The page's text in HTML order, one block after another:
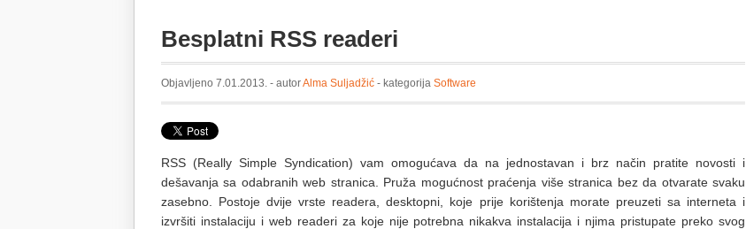
Besplatni RSS readeri
Objavljeno 7.01.2013. - autorAlma Suljadžić - kategorija Software
RSS (Really Simple Syndication) vam omogućava da na jednostavan i brz način pratite novosti i
dešavanja sa odabranih web stranica. Pruža mogućnost praćenja više stranica bez da otvarate svaku
zasebno. Postoje dvije vrste readera, desktopni, koje prije korištenja morate preuzeti sa interneta i
izvršiti instalaciju i web readeri za koje nije potrebna nikakva instalacija i njima pristupate preko svog